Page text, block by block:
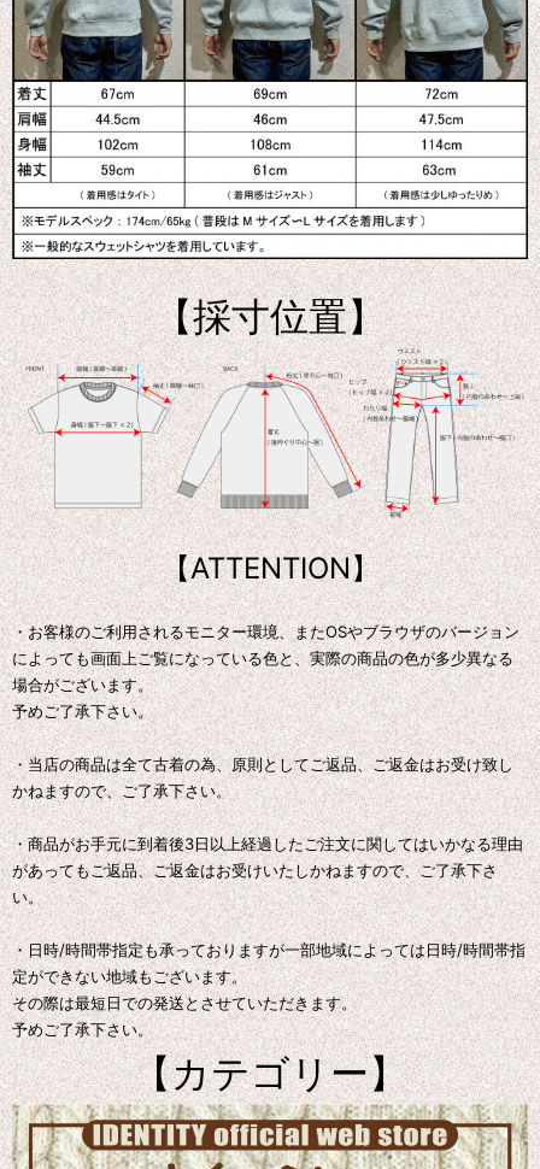
【採寸位置】
【ATTENTION】
・お客様のご利用されるモニター環境、またOSやブラウザのバージョン
によっても画面上ご覧になっている色と、実際の商品の色が多少異なる
場合がございます。
予めご了承下さい。
・当店の商品は全て古着の為、原則としてご返品、ご返金はお受け致し
かねますので、ご了承下さい。
・商品がお手元に到着後3日以上経過したご注文に関してはいかなる理由
があってもご返品、ご返金はお受けいたしかねますので、ご了承下さ
い。
・日時/時間帯指定も承っておりますが一部地域によっては日時/時間帯指
定ができない地域もございます。
その際は最短日での発送とさせていただきます。
予めご了承下さい。
【カテゴリー】